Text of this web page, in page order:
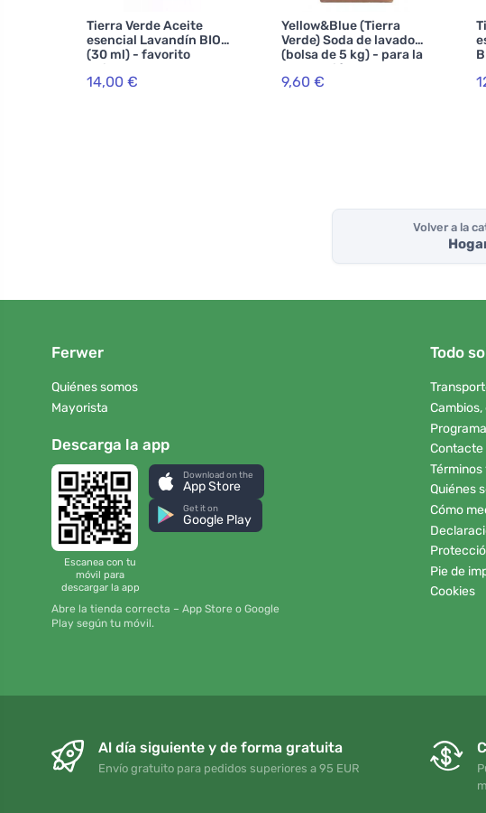
Tierra Verde Aceite
esencial Lavandín BIO
(30 ml) - favorito
universal
14,00 €
Yellow&Blue (Tierra
Verde) Soda de lavado
(bolsa de 5 kg) - para la
producción de polvo
casero
9,60 €
Volver a la
Ferwer
Quiénes somos
Mayorista
Descarga la app
Escanea con tu
móvil para
descargar la app
Download on the
App Store
Get it on
Google Play
Abre la tienda correcta – App Store o Google
Play según tu móvil.
Todo
Contacte
Quiénes
Cómo
Pie de
Cookies
Al día siguiente y de forma gratuita
Envío gratuito para pedidos superiores a 95 EUR